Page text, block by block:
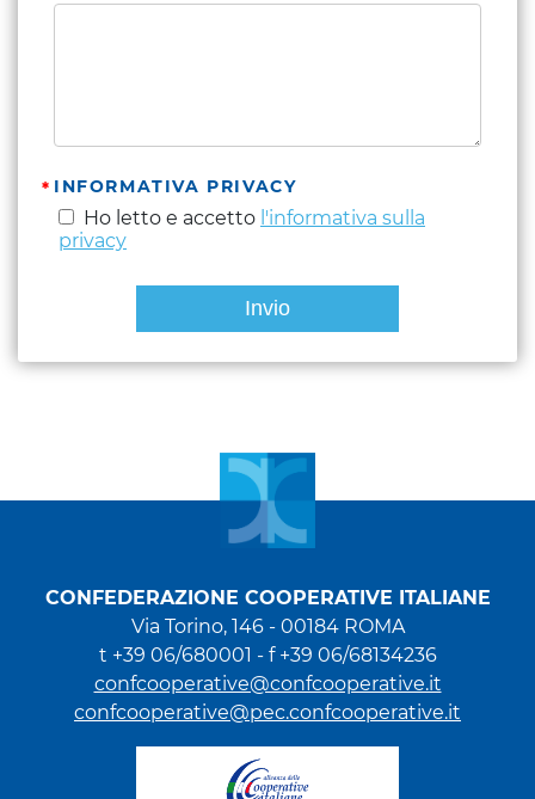
INFORMATIVA PRIVACY
Ho letto e accetto l'informativa sulla
privacy
CONFEDERAZIONE COOPERATIVE ITALIANE
Via Torino, 146 - 00184 ROMA
t +39 06/680001 - f +39 06/68134236
confcooperative@confcooperative.it
confcooperative@pec.confcooperative.it